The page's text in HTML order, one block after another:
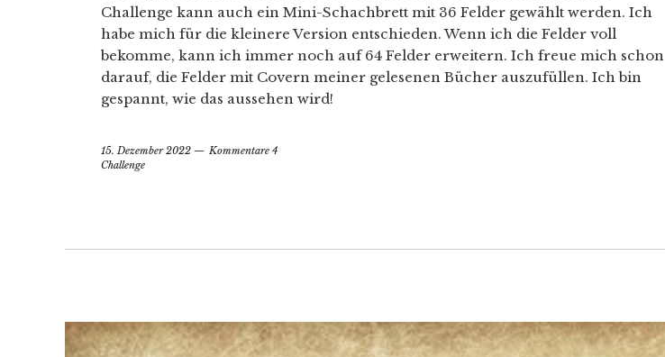
Challenge kann auch ein Mini-Schachbrett mit 36 Felder gewählt werden. Ich
habe mich für die kleinere Version entschieden. Wenn ich die Felder voll
bekomme, kann ich immer noch auf 64 Felder erweitern. Ich freue mich schon
darauf, die Felder mit Covern meiner gelesenen Bücher auszufüllen. Ich bin
gespannt, wie das aussehen wird!
15. Dezember 2022
Kommentare 4
Challenge